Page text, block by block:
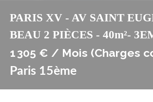
PARIS XV - AV SAINT
BEAU 2 PIÈCES - 40m²-
1 305 € / Mois (Charges
Paris 15ème